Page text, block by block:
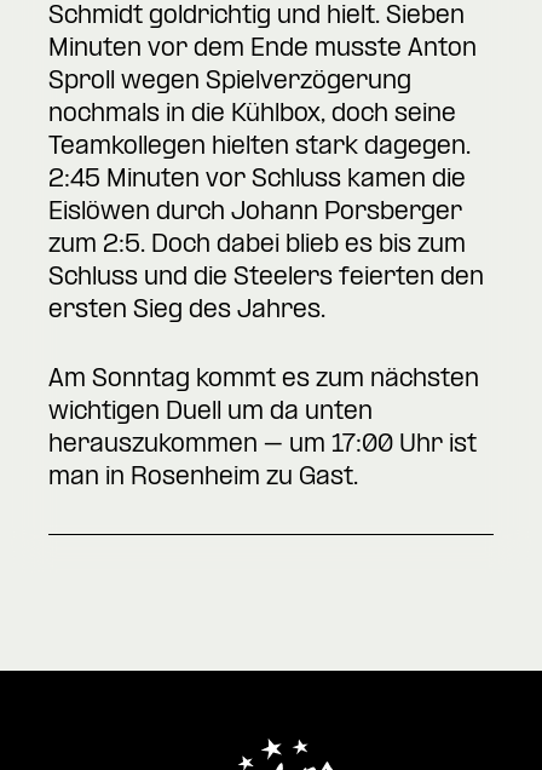
Schmidt goldrichtig und hielt. Sieben
Minuten vor dem Ende musste Anton
Sproll wegen Spielverzögerung
nochmals in die Kühlbox, doch seine
Teamkollegen hielten stark dagegen.
2:45 Minuten vor Schluss kamen die
Eislöwen durch Johann Porsberger
zum 2:5. Doch dabei blieb es bis zum
Schluss und die Steelers feierten den
ersten Sieg des Jahres.
Am Sonntag kommt es zum nächsten
wichtigen Duell um da unten
herauszukommen – um 17:00 Uhr ist
man in Rosenheim zu Gast.